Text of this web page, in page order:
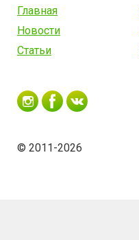
Главная
Новости
Статьи
© 2011-2026